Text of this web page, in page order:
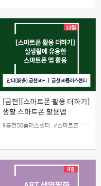
상담 #퍼스널컬러
[금천][스마트폰 활용 더하기]
생활 스마트폰 활용법
#금천50플러스센터 #스마트폰 #원데